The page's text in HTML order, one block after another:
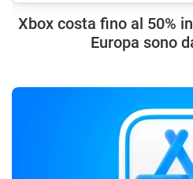
Xbox costa fino al 50%
Europa sono